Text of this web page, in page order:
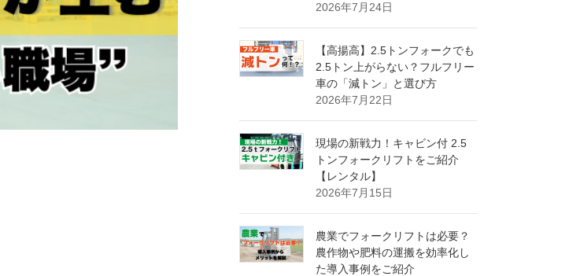
2026年7月24日
【高揚高】2.5トンフォークでも
2.5トン上がらない？フルフリー
車の「減トン」と選び方
2026年7月22日
現場の新戦力！キャビン付 2.5
トンフォークリフトをご紹介
【レンタル】
2026年7月15日
農業でフォークリフトは必要？
農作物や肥料の運搬を効率化し
た導入事例をご紹介